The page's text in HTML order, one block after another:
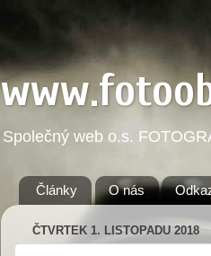
Společný web o.s.
Články O nás
ČTVRTEK 1. LISTOPADU 2018